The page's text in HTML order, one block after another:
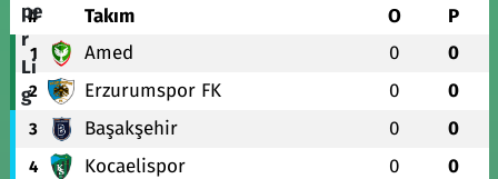
# Takım O P
1 Amed 0 0
2 Erzurumspor FK 0 0
3 Başakşehir 0 0
4 Kocaelispor 0 0